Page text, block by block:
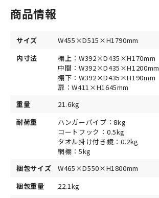
商品情報
サイズ
W455×D515×H1790mm
内寸法
棚上：W392×D435×H170mm
中間：W392×D435×H1200mm
棚下：W392×D435×H190mm
扉：W411×H1645mm
重量
21.6kg
耐荷重
ハンガーパイプ：8kg
コートフック：0.5kg
タオル掛け付き鏡：0.2kg
網棚：5kg
梱包サイズ
W465×D550×H1800mm
梱包重量
22.1kg